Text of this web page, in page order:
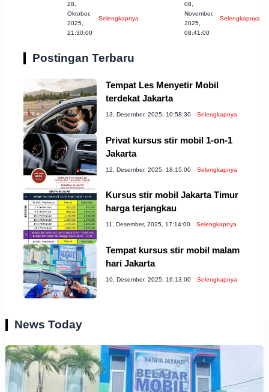
Mobil Terbaik di
Cilegon
28,
Oktober,
2025,
21:30:00
Selengkapnya
yang Harus
Dicoba!
08,
November,
2025,
08:41:00
Selengkapnya
Postingan Terbaru
Tempat Les Menyetir Mobil
terdekat Jakarta
13, Desember, 2025, 10:58:30 Selengkapnya
Privat kursus stir mobil 1-on-1
Jakarta
12, Desember, 2025, 18:15:00 Selengkapnya
Kursus stir mobil Jakarta Timur
harga terjangkau
11, Desember, 2025, 17:14:00 Selengkapnya
Tempat kursus stir mobil malam
hari Jakarta
10, Desember, 2025, 16:13:00 Selengkapnya
News Today